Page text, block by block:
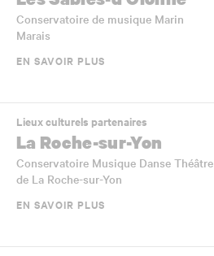
Conservatoire de musique Marin
Marais
EN SAVOIR PLUS
Lieux culturels partenaires
La Roche-sur-Yon
Conservatoire Musique Danse Théâtre
de La Roche-sur-Yon
EN SAVOIR PLUS